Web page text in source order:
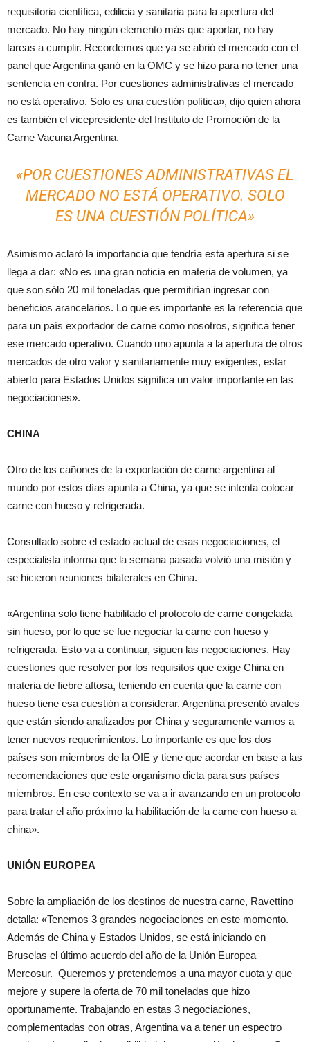
requisitoria científica, edilicia y sanitaria para la apertura del
mercado. No hay ningún elemento más que aportar, no hay
tareas a cumplir. Recordemos que ya se abrió el mercado con el
panel que Argentina ganó en la OMC y se hizo para no tener una
sentencia en contra. Por cuestiones administrativas el mercado
no está operativo. Solo es una cuestión política», dijo quien ahora
es también el vicepresidente del Instituto de Promoción de la
Carne Vacuna Argentina.
«POR CUESTIONES ADMINISTRATIVAS EL
MERCADO NO ESTÁ OPERATIVO. SOLO
ES UNA CUESTIÓN POLÍTICA»
Asimismo aclaró la importancia que tendría esta apertura si se
llega a dar: «No es una gran noticia en materia de volumen, ya
que son sólo 20 mil toneladas que permitirían ingresar con
beneficios arancelarios. Lo que es importante es la referencia que
para un país exportador de carne como nosotros, significa tener
ese mercado operativo. Cuando uno apunta a la apertura de otros
mercados de otro valor y sanitariamente muy exigentes, estar
abierto para Estados Unidos significa un valor importante en las
negociaciones».
CHINA
Otro de los cañones de la exportación de carne argentina al
mundo por estos días apunta a China, ya que se intenta colocar
carne con hueso y refrigerada.
Consultado sobre el estado actual de esas negociaciones, el
especialista informa que la semana pasada volvió una misión y
se hicieron reuniones bilaterales en China.
«Argentina solo tiene habilitado el protocolo de carne congelada
sin hueso, por lo que se fue negociar la carne con hueso y
refrigerada. Esto va a continuar, siguen las negociaciones. Hay
cuestiones que resolver por los requisitos que exige China en
materia de fiebre aftosa, teniendo en cuenta que la carne con
hueso tiene esa cuestión a considerar. Argentina presentó avales
que están siendo analizados por China y seguramente vamos a
tener nuevos requerimientos. Lo importante es que los dos
países son miembros de la OIE y tiene que acordar en base a las
recomendaciones que este organismo dicta para sus países
miembros. En ese contexto se va a ir avanzando en un protocolo
para tratar el año próximo la habilitación de la carne con hueso a
china».
UNIÓN EUROPEA
Sobre la ampliación de los destinos de nuestra carne, Ravettino
detalla: «Tenemos 3 grandes negociaciones en este momento.
Además de China y Estados Unidos, se está iniciando en
Bruselas el último acuerdo del año de la Unión Europea –
Mercosur. Queremos y pretendemos a una mayor cuota y que
mejore y supere la oferta de 70 mil toneladas que hizo
oportunamente. Trabajando en estas 3 negociaciones,
complementadas con otras, Argentina va a tener un espectro